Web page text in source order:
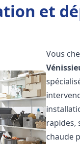
et
Vous
rapides,
chaude